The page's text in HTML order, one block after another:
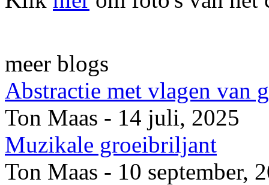
meer blogs
Abstractie met vlagen van
Ton Maas - 14 juli, 2025
Muzikale groeibriljant
Ton Maas - 10 september,